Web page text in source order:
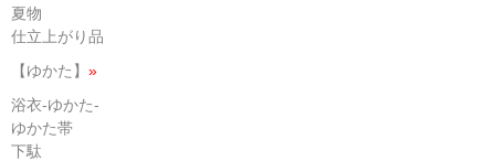
夏物
仕立上がり品
【ゆかた】 »
浴衣-ゆかた-
ゆかた帯
下駄